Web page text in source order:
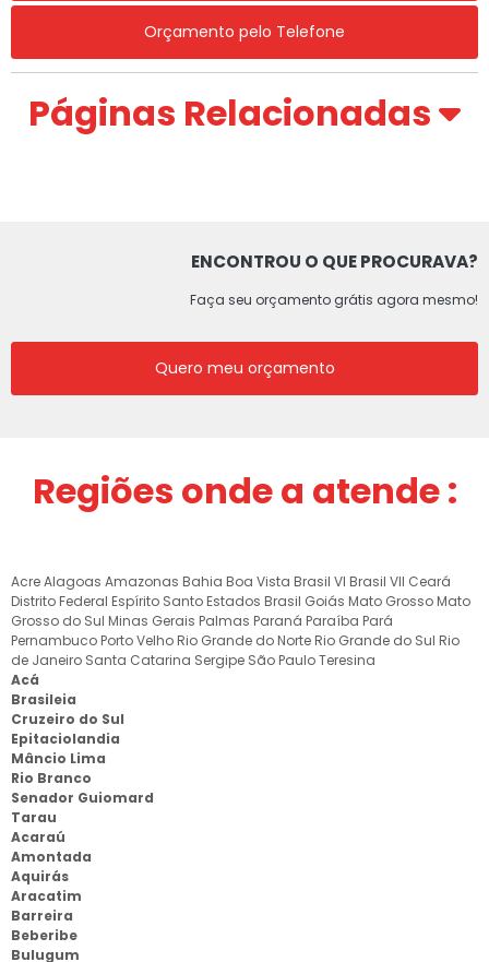
Orçamento pelo Telefone
Páginas Relacionadas
ENCONTROU O QUE PROCURAVA?
Faça seu orçamento grátis agora mesmo!
Quero meu orçamento
Regiões onde a atende :
AcreAlagoas Amazonas Bahia Boa Vista Brasil VI Brasil VII Ceará
Distrito Federal Espírito Santo Estados Brasil Goiás Mato Grosso Mato
Grosso do Sul Minas Gerais Palmas Paraná Paraíba Pará
Pernambuco Porto Velho Rio Grande do Norte Rio Grande do Sul Rio
de Janeiro Santa Catarina Sergipe São PauloTeresina
Acá
Brasileia
Cruzeiro do Sul
Epitaciolandia
Mâncio Lima
Rio Branco
Senador Guiomard
Tarau
Acaraú
Amontada
Aquirás
Aracatim
Barreira
Beberibe
Bulugum